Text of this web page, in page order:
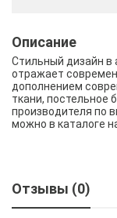
Описание
Стильный дизайн в
отражает
дополнением
ткани, постельное
производителя по
можно в каталоге
Отзывы (0)